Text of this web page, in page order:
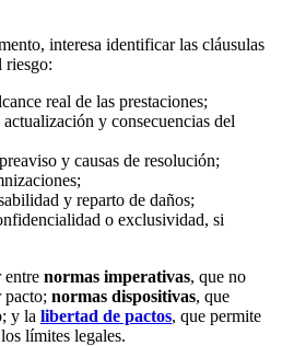
interesa identificar las cláusulas
riesgo:
real de las prestaciones;
y consecuencias del
y causas de resolución;
y reparto de daños;
o exclusividad, si
entre normas imperativas, que no
pacto; normas dispositivas, que
y la libertad de pactos, que permite
límites legales.